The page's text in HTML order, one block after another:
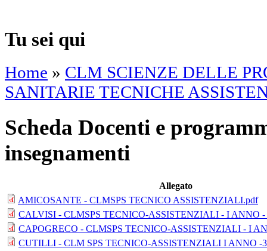
Tu sei qui
Home » CLM SCIENZE DELLE
SANITARIE TECNICHE
Scheda Docenti e
insegnamenti
Allegato
AMICOSANTE - CLMSPS TECNICO ASSISTENZIALI.pdf
CALVISI - CLMSPS TECNICO-ASSISTENZIALI - I ANNO -
CAPOGRECO - CLMSPS TECNICO-ASSISTENZIALI - I
CUTILLI - CLM SPS TECNICO-ASSISTENZIALI I ANNO -